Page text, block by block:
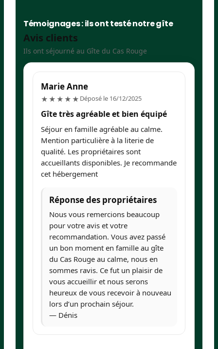
Témoignages : ils ont testé notre gîte
Avis clients
Ils ont séjourné au Gîte du Cas Rouge
Marie Anne
★★★★★ 5/5
Déposé le 16/12/2025
Gîte très agréable et bien équipé
Séjour en famille agréable au calme.
Mention particulière à la literie de
qualité. Les propriétaires sont
accueillants disponibles. Je recommande
cet hébergement
Réponse des propriétaires
Nous vous remercions beaucoup
pour votre avis et votre
recommandation. Vous avez passé
un bon moment en famille au gîte
du Cas Rouge au calme, nous en
sommes ravis. Ce fut un plaisir de
vous accueillir et nous serons
heureux de vous recevoir à nouveau
lors d’un prochain séjour.
— Dénis